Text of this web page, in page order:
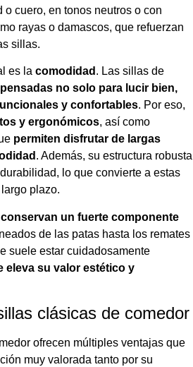
cuero, en tonos neutros o con
rayas o damascos, que refuerzan
sillas.
es la comodidad . Las sillas de
no solo para lucir bien,
y confortables. Por eso,
y ergonómicos, así como
permiten disfrutar de largas
. Además, su estructura robusta
lo que convierte a estas
plazo.
conservan un fuerte componente
de las patas hasta los remates
suele estar cuidadosamente
eleva su valor estético y
clásicas de comedor
ofrecen múltiples ventajas que
muy valorada tanto por su